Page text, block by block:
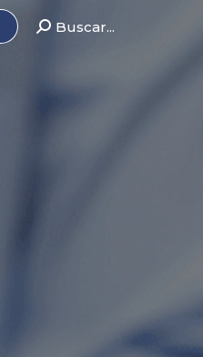
Search:
Buscar...